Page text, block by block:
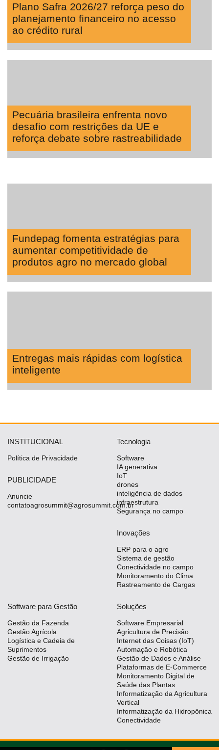
Plano Safra 2026/27 reforça peso do
planejamento financeiro no acesso
ao crédito rural
Pecuária brasileira enfrenta novo
desafio com restrições da UE e
reforça debate sobre rastreabilidade
Fundepag fomenta estratégias para
aumentar competitividade de
produtos agro no mercado global
Entregas mais rápidas com logística
inteligente
INSTITUCIONAL
Política de Privacidade
PUBLICIDADE
Anuncie
contatoagrosummit@agrosummit.com.br
Tecnologia
Software
IA generativa
IoT
drones
inteligência de dados
infraestrutura
Segurança no campo
Inovações
ERP para o agro
Sistema de gestão
Conectividade no campo
Monitoramento do Clima
Rastreamento de Cargas
Software para Gestão
Gestão da Fazenda
Gestão Agrícola
Logística e Cadeia de
Suprimentos
Gestão de Irrigação
Soluções
Software Empresarial
Agricultura de Precisão
Internet das Coisas (IoT)
Automação e Robótica
Gestão de Dados e Análise
Plataformas de E-Commerce
Monitoramento Digital de
Saúde das Plantas
Informatização da Agricultura
Vertical
Informatização da Hidropônica
Conectividade